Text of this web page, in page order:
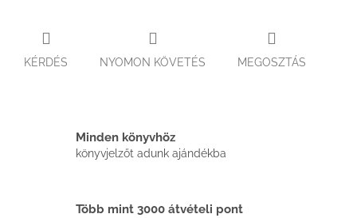
KÉRDÉS NYOMON KÖVETÉS MEGOSZTÁS
Minden könyvhöz
könyvjelzőt adunk ajándékba
Több mint 3000 átvételi pont